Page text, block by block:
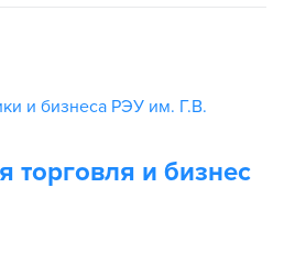
и бизнеса РЭУ им. Г.В.
торговля и бизнес